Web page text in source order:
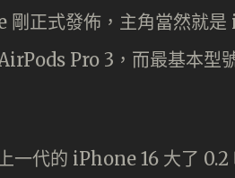
正式發佈，主角當然就是
Pro 3，而最基本型
一代的 iPhone 16 大了 0.2